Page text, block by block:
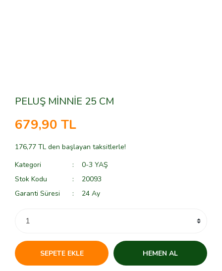
PELUŞ MİNNİE 25 CM
679,90 TL
176,77 TL den başlayan taksitlerle!
Kategori
0-3 YAŞ
Stok Kodu
20093
Garanti Süresi
24 Ay
SEPETE EKLE HEMEN AL